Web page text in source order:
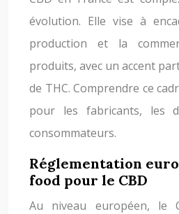
évolution. Elle vise à
production et la
produits, avec un accent
de THC. Comprendre ce
pour les fabricants, les
consommateurs.
Réglementation
food pour le CBD
Au niveau européen, le